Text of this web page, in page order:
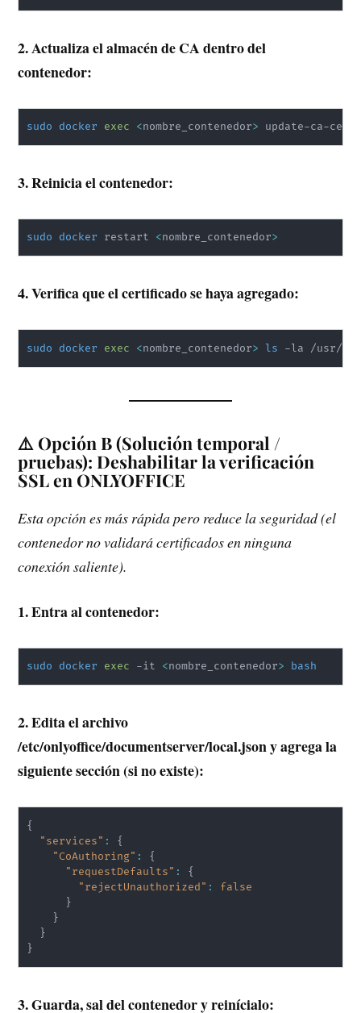
2. Actualiza el almacén de CA dentro del
contenedor:
sudo docker exec <nombre_contenedor> update-ca-
3. Reinicia el contenedor:
sudo docker restart <nombre_contenedor>
4. Verifica que el certificado se haya agregado:
sudo docker exec <nombre_contenedor> ls -la /usr/
⚠️ Opción B (Solución temporal /
pruebas): Deshabilitar la verificación
SSL en ONLYOFFICE
Esta opción es más rápida pero reduce la seguridad (el
contenedor no validará certificados en ninguna
conexión saliente).
1. Entra al contenedor:
sudo docker exec -it <nombre_contenedor> bash
2. Edita el archivo
/etc/onlyoffice/documentserver/local.json y agrega la
siguiente sección (si no existe):
{
"services" :
{
"CoAuthoring" :
{
"requestDefaults" :
{
"rejectUnauthorized" :
false
}
}
}
}
3. Guarda, sal del contenedor y reinícialo: